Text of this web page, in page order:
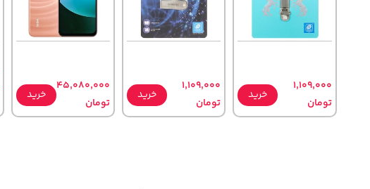
1,109,000
تومان
خرید
1,109,000
تومان
خرید
45,080,000
تومان
خرید